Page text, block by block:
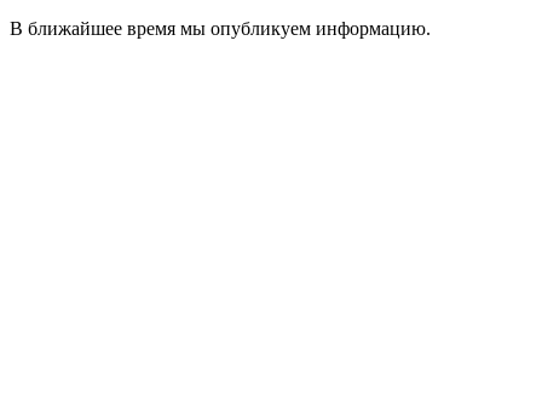
В ближайшее время мы опубликуем информацию.